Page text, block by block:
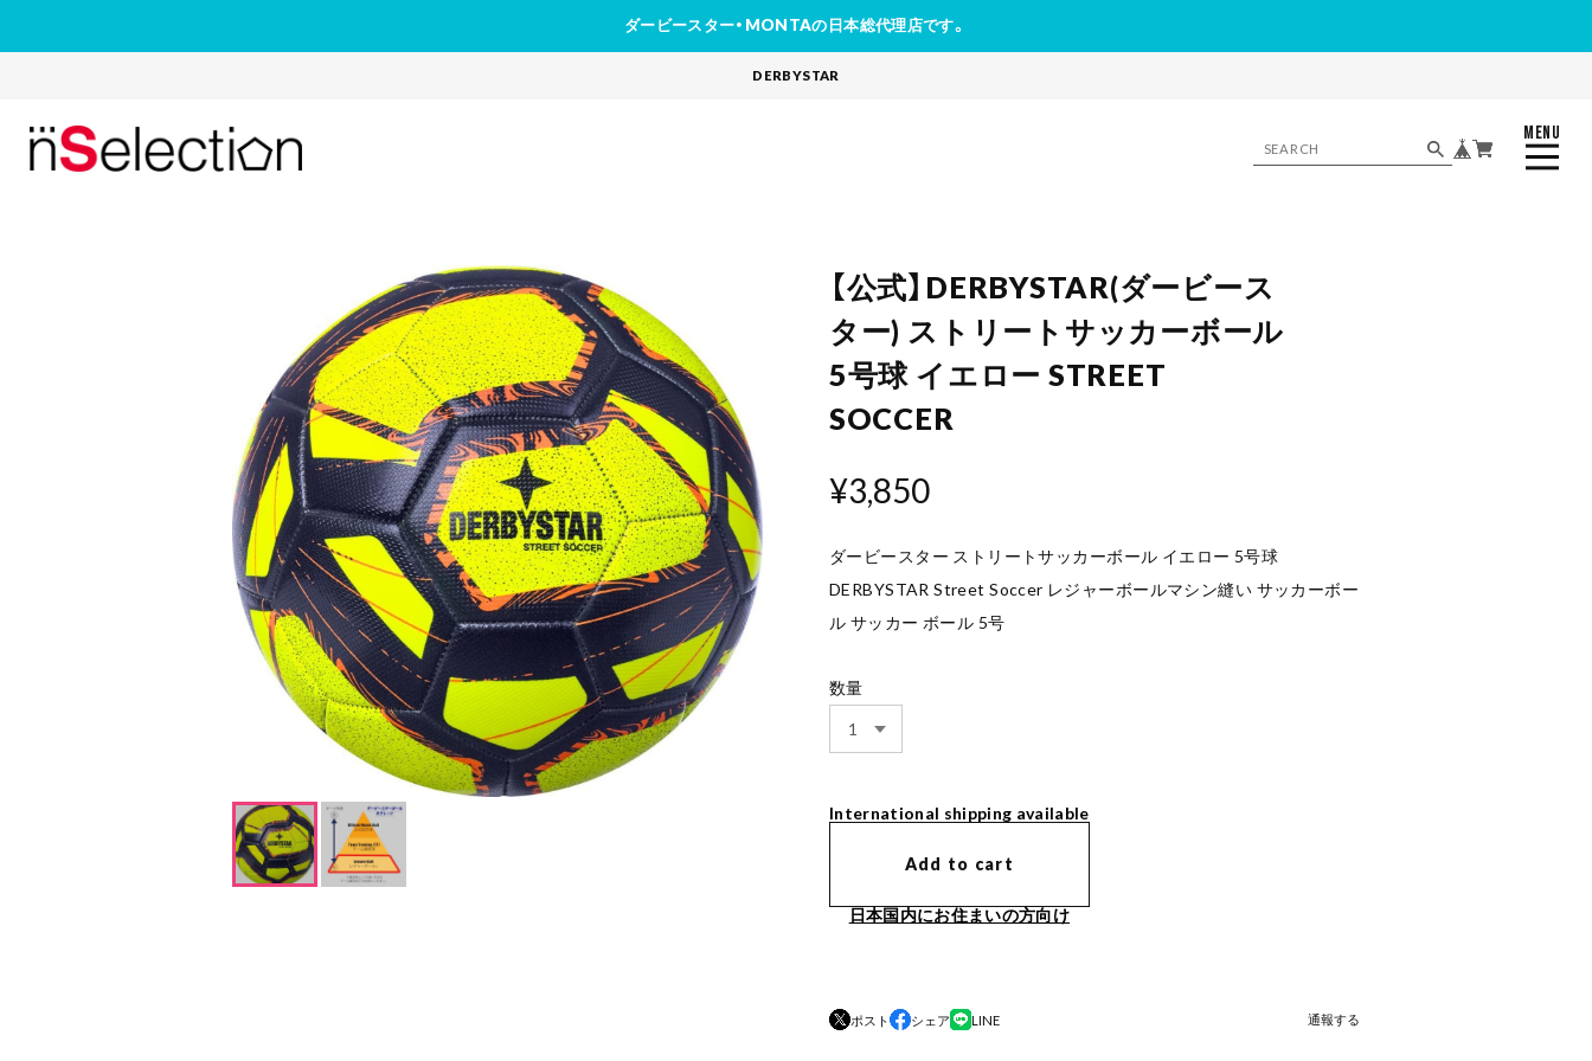
ダービースター・MONTAの日本総代理店です。
DERBYSTAR
MENU
CLOSE
【公式】DERBYSTAR(ダービース
ター) ストリートサッカーボール
5号球 イエロー STREET
SOCCER
¥3,850
ダービースター ストリートサッカーボール イエロー 5号球
DERBYSTAR Street Soccer レジャーボールマシン縫い サッカーボー
ル サッカー ボール 5号
数量
International shipping available
Add to cart
日本国内にお住まいの方向け
ポスト シェア LINE 通報する